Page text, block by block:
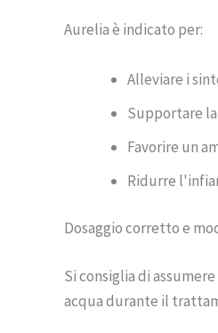
Aurelia è indicato per:
Alleviare i
Supportare
Favorire un
Ridurre
Dosaggio corretto e
Si consiglia di
acqua durante il